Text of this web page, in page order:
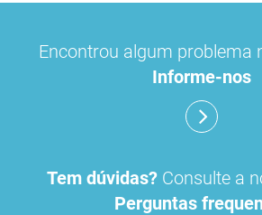
Encontrou algum problema
Informe-nos
Tem dúvidas? Consulte a
Perguntas